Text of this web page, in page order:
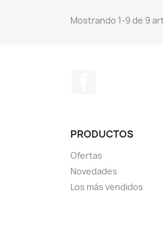
Mostrando 1-9 de 9
PRODUCTOS
Ofertas
Novedades
Los más vendidos